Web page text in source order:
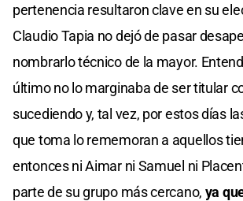
pertenencia resultaron clave en su
Claudio Tapia no dejó de pasar
nombrarlo técnico de la mayor.
último no lo marginaba de ser titular
sucediendo y, tal vez, por estos días
que toma lo rememoran a aquellos
entonces ni Aimar ni Samuel ni
parte de su grupo más cercano, ya